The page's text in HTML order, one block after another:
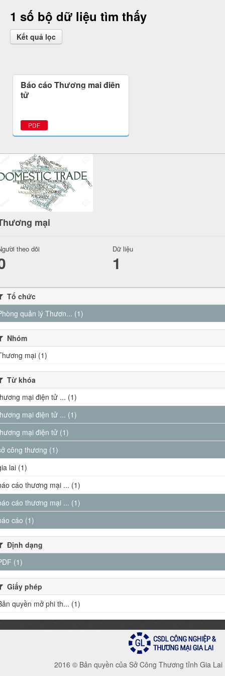
1 số bộ dữ liệu tìm thấy
Kết quả lọc
Báo cáo Thương mại điện
tử
PDF
mại
theo dõi Dữ liệu
1
Tổ chức
quản lý Thươn... (1)
Nhóm
mại (1)
Từ khóa
mại điện tử ... (1)
mại điện tử ... (1)
mại điện tử (1)
công thương (1)
lai (1)
cáo thương mại ... (1)
cáo thương mại ... (1)
cáo (1)
Định dạng
(1)
Giấy phép
quyền mở phi th... (1)
2016 © Bản quyền của Sở Công Thương tỉnh Gia Lai